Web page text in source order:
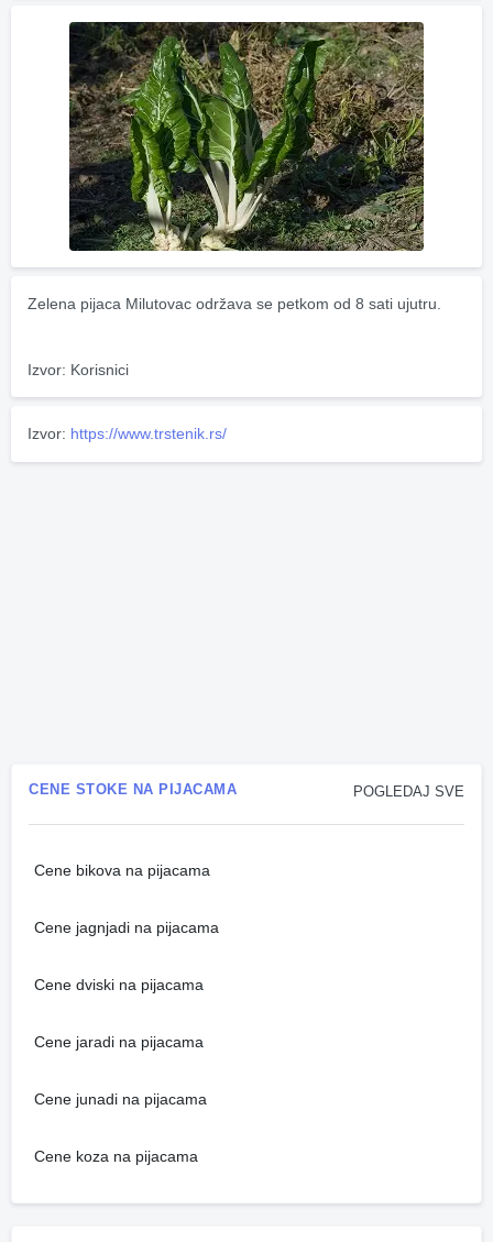
Zelena pijaca Milutovac održava se petkom od 8 sati ujutru.
Izvor: Korisnici
Izvor: https://www.trstenik.rs/
POGLEDAJ SVE
CENE STOKE NA PIJACAMA
Cene bikova na pijacama
Cene jagnjadi na pijacama
Cene dviski na pijacama
Cene jaradi na pijacama
Cene junadi na pijacama
Cene koza na pijacama